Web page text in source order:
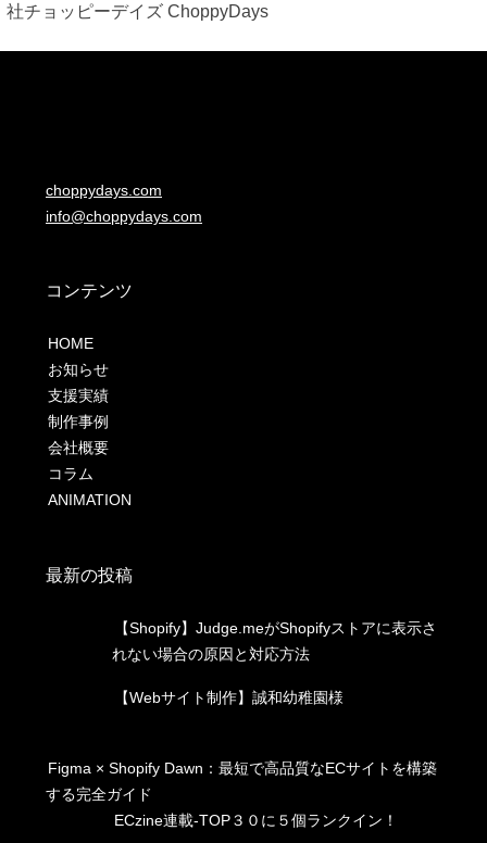
社チョッピーデイズ ChoppyDays
choppydays.com
info@choppydays.com
コンテンツ
HOME
お知らせ
支援実績
制作事例
会社概要
コラム
ANIMATION
最新の投稿
【Shopify】Judge.meがShopifyストアに表示さ
れない場合の原因と対応方法
【Webサイト制作】誠和幼稚園様
Figma × Shopify Dawn：最短で高品質なECサイトを構築
する完全ガイド
ECzine連載-TOP３０に５個ランクイン！